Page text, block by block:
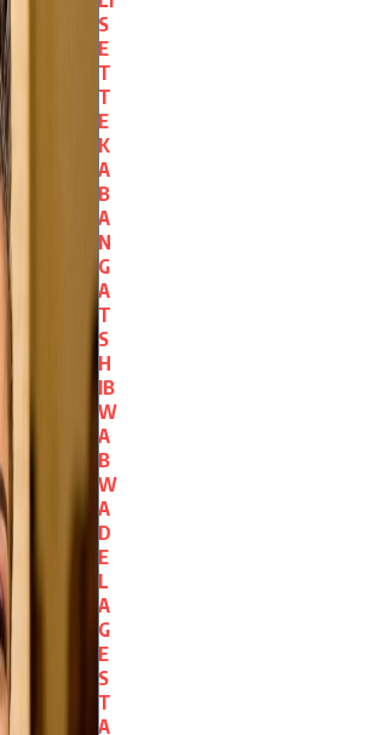
S
E
T
T
E
K
A
B
A
N
G
A
T
S
H
IB
W
A
B
W
A
D
E
L
A
G
E
S
T
A